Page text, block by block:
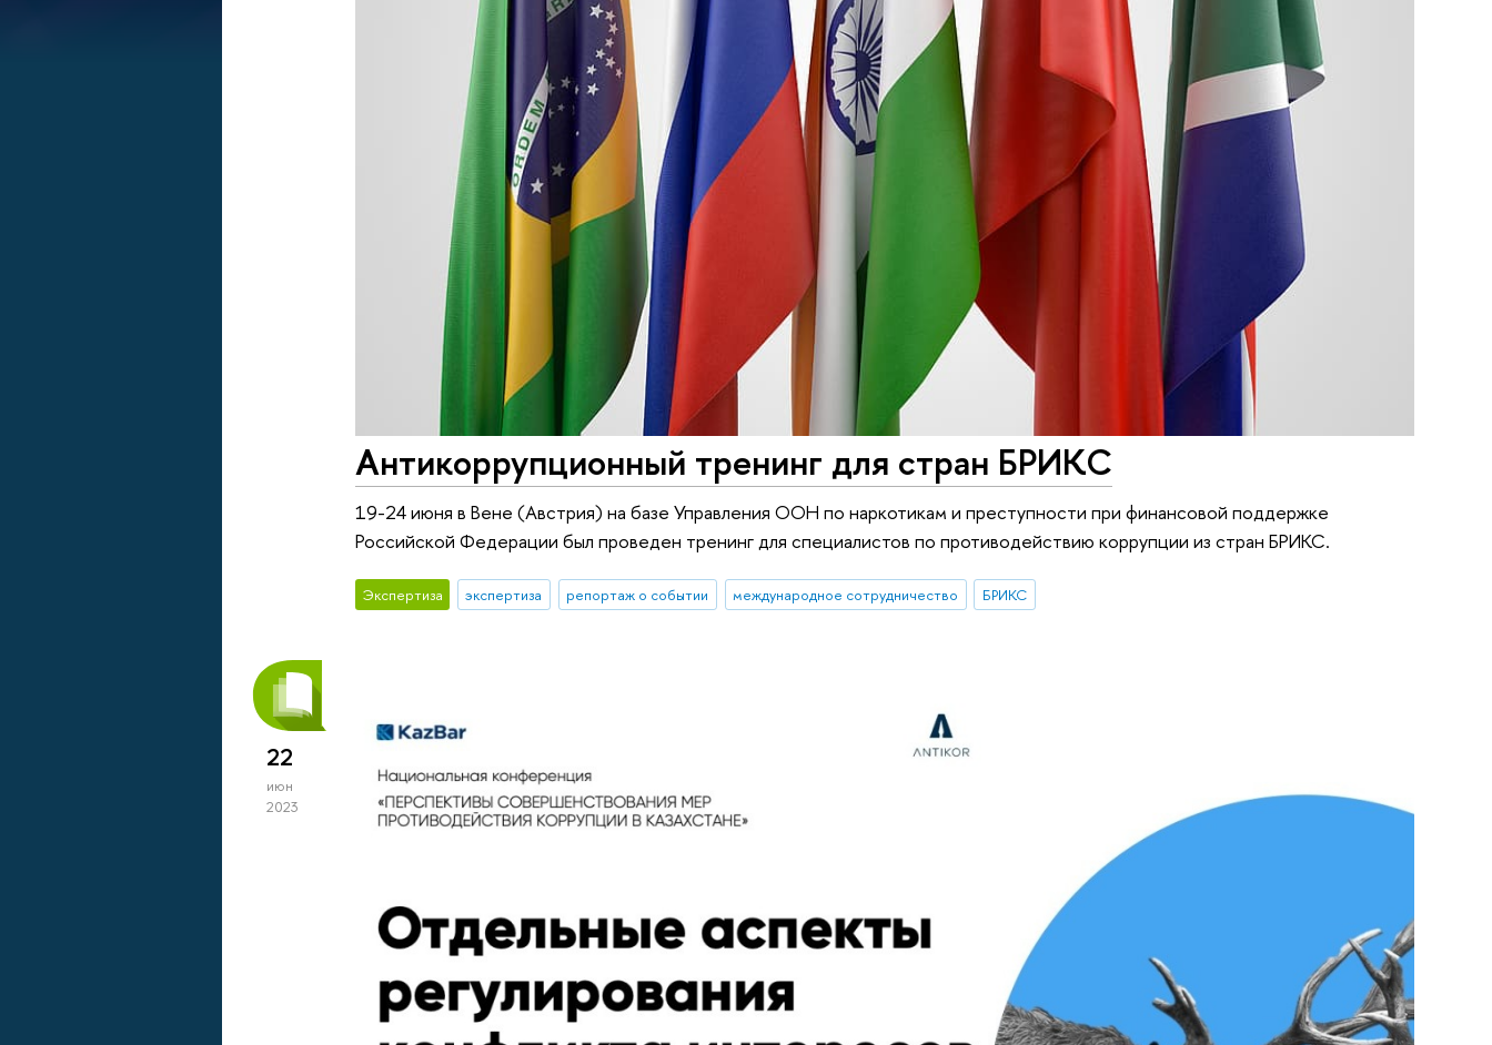
Антикоррупционный тренинг для стран БРИКС
19-24 июня в Вене (Австрия) на базе Управления ООН по наркотикам и преступности при финансовой поддержке
Российской Федерации был проведен тренинг для специалистов по противодействию коррупции из стран БРИКС.
Экспертиза экспертиза репортаж о событии международное сотрудничество БРИКС
22
июн
2023